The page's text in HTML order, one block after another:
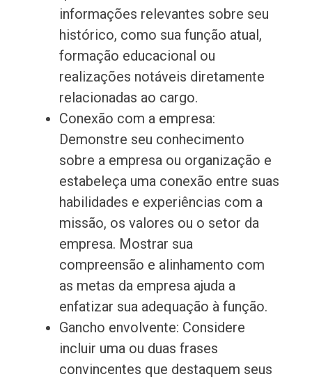
informações relevantes sobre seu
histórico, como sua função atual,
formação educacional ou
realizações notáveis diretamente
relacionadas ao cargo.
Conexão com a empresa:
Demonstre seu conhecimento
sobre a empresa ou organização e
estabeleça uma conexão entre suas
habilidades e experiências com a
missão, os valores ou o setor da
empresa. Mostrar sua
compreensão e alinhamento com
as metas da empresa ajuda a
enfatizar sua adequação à função.
Gancho envolvente: Considere
incluir uma ou duas frases
convincentes que destaquem seus